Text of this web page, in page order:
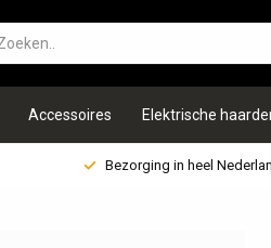
Accessoires Elektrische
Bezorging in heel